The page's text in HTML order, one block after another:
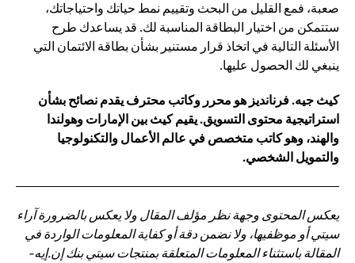
صعبة، فمع القليل من البحث وتقييم نمط حياتك واحتياجاتك،
ستتمكن من اختيار البطاقة المناسبة لك. قد يساعدك طرح
الأسئلة التالية في اتخاذ قرار مستنير بشأن بطاقة الائتمان التي
ينبغي لك الحصول عليها.
كيث جيه. فرنانديز هو محرر وكاتب محترف يقدم نصائح بشأن
استراتيجية محتوى التسويق. يقيم كيث بين الإمارات وهولندا
والهند، وهو كاتب متخصص في عالم الأعمال والتكنولوجيا
والتمويل الشخصي.
يعكس المحتوى وجهة نظر مؤلف المقال ولا يعكس بالضرورة آراء
سيتي أو موظفيها، ولا نضمن دقة أو كفاية المعلومات الواردة في
المقالة باستثناء المعلومات المتعلقة بمنتجات سيتي بنك إن.إيه-